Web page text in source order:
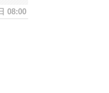
08:00